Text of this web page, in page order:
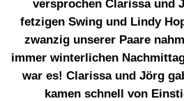
versprochen Clarissa und
fetzigen Swing und Lindy
zwanzig unserer Paare
immer winterlichen
war es! Clarissa und Jörg
kamen schnell von